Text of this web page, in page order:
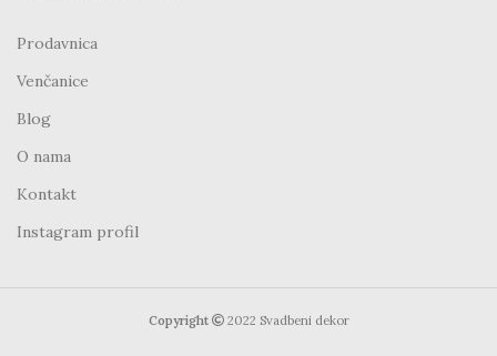
Prodavnica
Venčanice
Blog
O nama
Kontakt
Instagram profil
Copyright 2022 Svadbeni dekor